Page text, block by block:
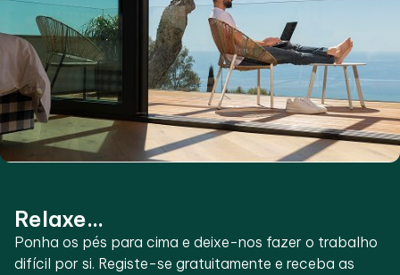
Relaxe...
Ponha os pés para cima e deixe-nos fazer o trabalho
difícil por si. Registe-se gratuitamente e receba as